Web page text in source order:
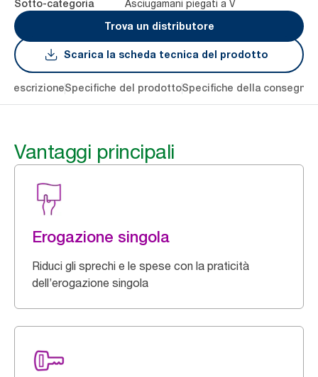
Sotto-categoria
Asciugamani piegati a V
Trova un distributore
Scarica la scheda tecnica del prodotto
DescrizioneSpecifiche del prodottoSpecifiche della consegna
Vantaggi principali
Erogazione singola
Riduci gli sprechi e le spese con la praticità
dell’erogazione singola